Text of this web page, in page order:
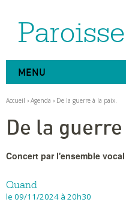
Outils
personnels
MENU
Accueil › Agenda › De la guerre à la paix.
De la
Concert par l'ensemble
Quand
le 09/11/2024 à 20h30